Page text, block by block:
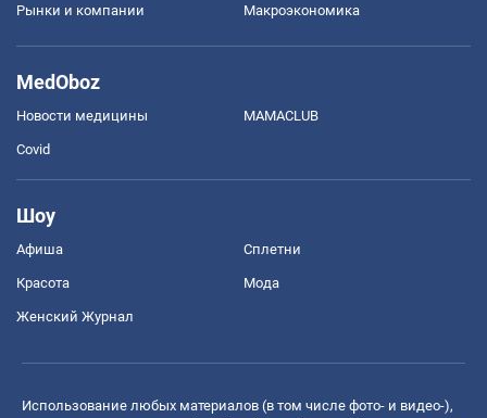
Рынки и компании Mакроэкономика
MedOboz
Новости медицины MAMACLUB
Covid
Шоу
Афиша Сплетни
Красота Мода
Женский Журнал
Использование любых материалов (в том числе фото- и видео-),